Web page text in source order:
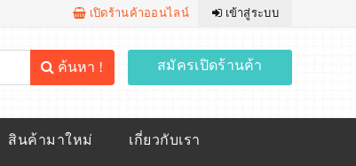
เปิดร้านค้าออนไลน์ เข้าสู่ระบบ
ค้นหา ! สมัครเปิดร้านค้า
สินค้ามาใหม่ เกี่ยวกับเรา